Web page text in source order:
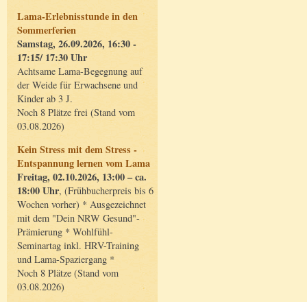
Lama-Erlebnisstunde in den
Sommerferien
Samstag, 26.09.2026, 16:30 -
17:15/ 17:30 Uhr
Achtsame Lama-Begegnung auf
der Weide für Erwachsene und
Kinder ab 3 J.
Noch 8 Plätze frei (Stand vom
03.08.2026)
Kein Stress mit dem Stress -
Entspannung lernen vom Lama
Freitag, 02.10.2026, 13:00 – ca.
18:00 Uhr, (Frühbucherpreis bis 6
Wochen vorher) * Ausgezeichnet
mit dem "Dein NRW Gesund"-
Prämierung * Wohlfühl-
Seminartag inkl. HRV-Training
und Lama-Spaziergang *
Noch 8 Plätze (Stand vom
03.08.2026)